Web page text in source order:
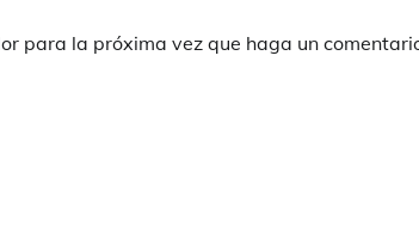
para la próxima vez que haga un